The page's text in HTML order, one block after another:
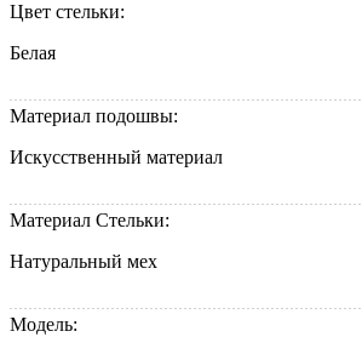
Цвет стельки:
Белая
Материал подошвы:
Искусственный материал
Материал Стельки:
Натуральный мех
Модель: